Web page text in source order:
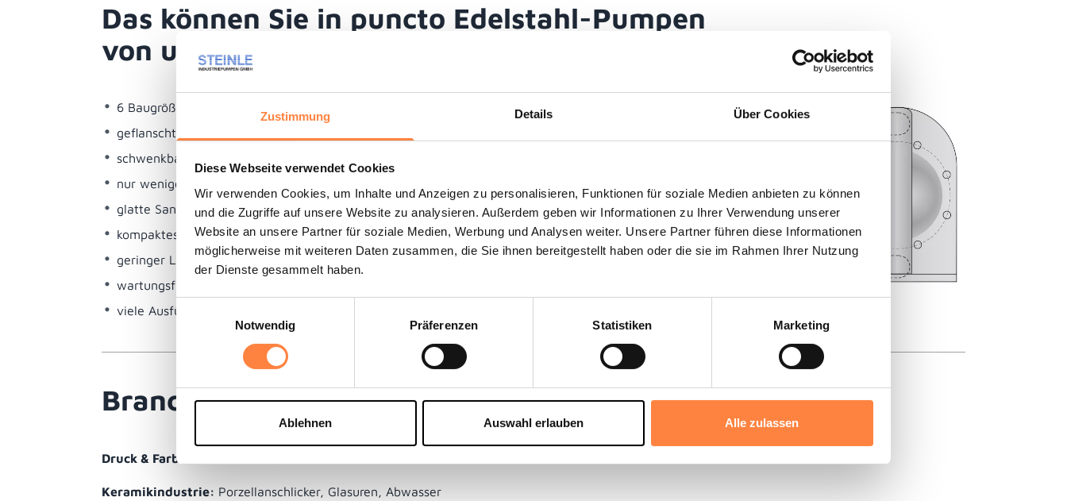
Zustimmung Details Über Cookies
Diese Webseite verwendet Cookies
Wir verwenden Cookies, um Inhalte und Anzeigen zu personalisieren, Funktionen für soziale Medien anbieten zu können
und die Zugriffe auf unsere Website zu analysieren. Außerdem geben wir Informationen zu Ihrer Verwendung unserer
Website an unsere Partner für soziale Medien, Werbung und Analysen weiter. Unsere Partner führen diese Informationen
möglicherweise mit weiteren Daten zusammen, die Sie ihnen bereitgestellt haben oder die sie im Rahmen Ihrer Nutzung
der Dienste gesammelt haben.
Einwilligungsauswahl
Notwendig
Präferenzen Statistiken Marketing
Ablehnen Auswahl erlauben Alle zulassen
Das können Sie in puncto Edelstahl-Pumpen
von uns erwarten:
6 Baugrößen
geflanschte Pumpenkammern
schwenkbare Anschlussstücke
nur wenige Bauteile
glatte Sandwich-Membranen
kompaktes Design
geringer Luftverbrauch durch minimierte Toträume
wartungsfrei
viele Ausführungsvarianten
Branche Anwendungsbeispiel
Druck & Farbe
Keramikindustrie: Porzellanschlicker, Glasuren, Abwasser